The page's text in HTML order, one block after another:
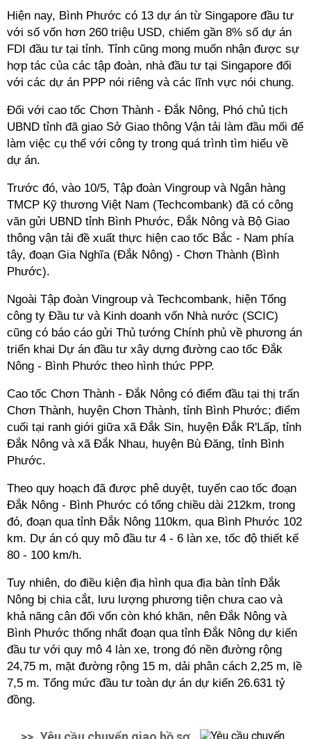
Hiện nay, Bình Phước có 13 dự án từ Singapore đầu tư
với số vốn hơn 260 triệu USD, chiếm gần 8% số dự án
FDI đầu tư tại tỉnh. Tỉnh cũng mong muốn nhận được sự
hợp tác của các tập đoàn, nhà đầu tư tại Singapore đối
với các dự án PPP nói riêng và các lĩnh vực nói chung.
Đối với cao tốc Chơn Thành - Đắk Nông, Phó chủ tịch
UBND tỉnh đã giao Sở Giao thông Vận tải làm đầu mối để
làm việc cụ thể với công ty trong quá trình tìm hiểu về
dự án.
Trước đó, vào 10/5, Tập đoàn Vingroup và Ngân hàng
TMCP Kỹ thương Việt Nam (Techcombank) đã có công
văn gửi UBND tỉnh Bình Phước, Đắk Nông và Bộ Giao
thông vận tải đề xuất thực hiện cao tốc Bắc - Nam phía
tây, đoạn Gia Nghĩa (Đắk Nông) - Chơn Thành (Bình
Phước).
Ngoài Tập đoàn Vingroup và Techcombank, hiện Tổng
công ty Đầu tư và Kinh doanh vốn Nhà nước (SCIC)
cũng có báo cáo gửi Thủ tướng Chính phủ về phương án
triển khai Dự án đầu tư xây dựng đường cao tốc Đắk
Nông - Bình Phước theo hình thức PPP.
Cao tốc Chơn Thành - Đắk Nông có điểm đầu tại thị trấn
Chơn Thành, huyện Chơn Thành, tỉnh Bình Phước; điểm
cuối tại ranh giới giữa xã Đắk Sin, huyện Đắk R'Lấp, tỉnh
Đắk Nông và xã Đắk Nhau, huyện Bù Đăng, tỉnh Bình
Phước.
Theo quy hoạch đã được phê duyệt, tuyến cao tốc đoạn
Đắk Nông - Bình Phước có tổng chiều dài 212km, trong
đó, đoạn qua tỉnh Đắk Nông 110km, qua Bình Phước 102
km. Dự án có quy mô đầu tư 4 - 6 làn xe, tốc độ thiết kế
80 - 100 km/h.
Tuy nhiên, do điều kiện địa hình qua địa bàn tỉnh Đắk
Nông bị chia cắt, lưu lượng phương tiện chưa cao và
khả năng cân đối vốn còn khó khăn, nên Đắk Nông và
Bình Phước thống nhất đoạn qua tỉnh Đắk Nông dự kiến
đầu tư với quy mô 4 làn xe, trong đó nền đường rộng
24,75 m, mặt đường rộng 15 m, dải phân cách 2,25 m, lề
7,5 m. Tổng mức đầu tư toàn dự án dự kiến 26.631 tỷ
đồng.